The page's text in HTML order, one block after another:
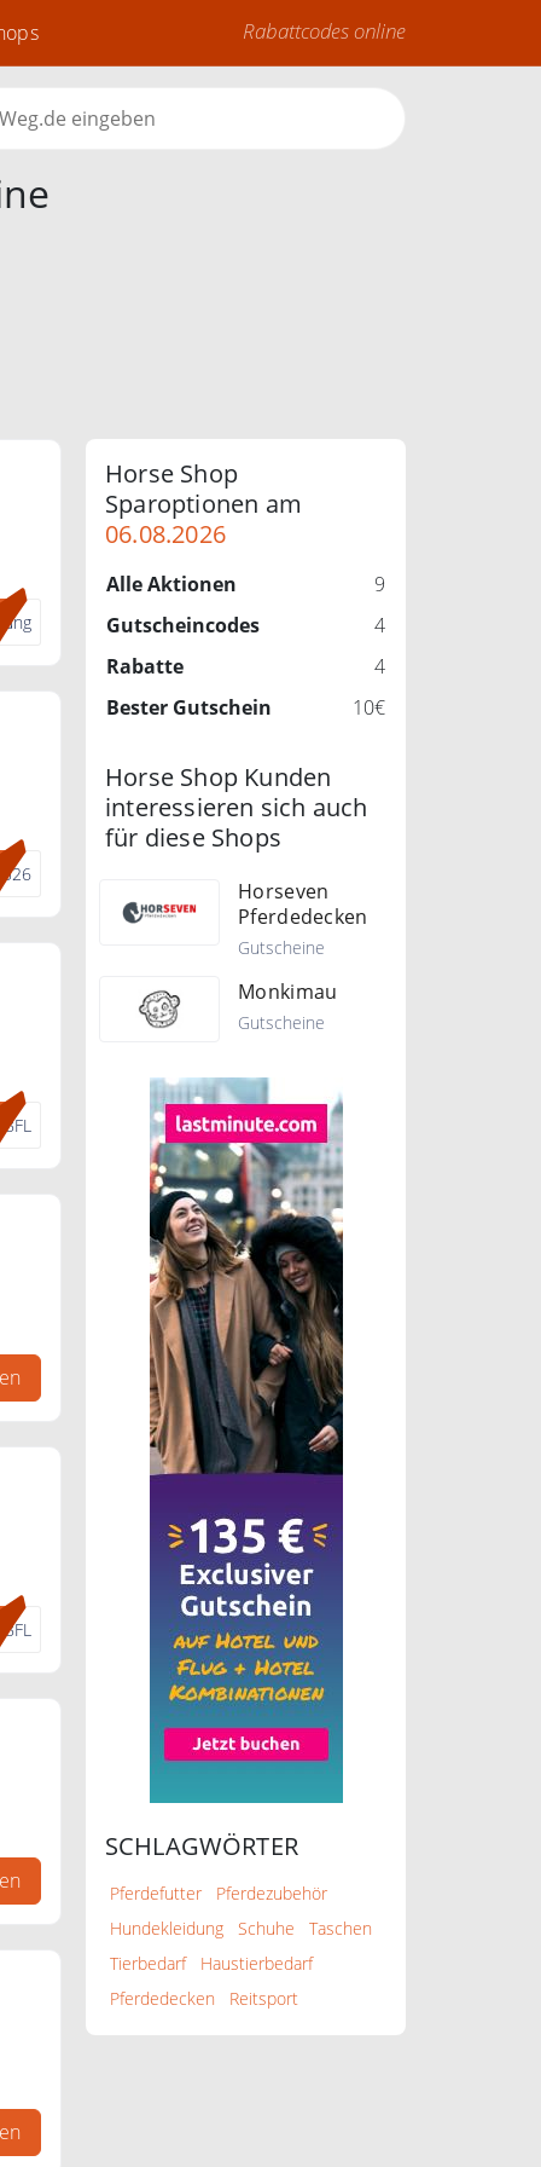
Rabattcodes online
dung
0526
D8FL
D8FL
Horse Shop
Sparoptionen am
06.08.2026
Alle Aktionen
9
Gutscheincodes
4
Rabatte
4
Bester Gutschein
10€
Horse Shop Kunden
interessieren sich auch
für diese Shops
Horseven
Pferdedecken
Gutscheine
Monkimau
Gutscheine
SCHLAGWÖRTER
Pferdefutter
Pferdezubehör
Hundekleidung
Schuhe
Taschen
Tierbedarf
Haustierbedarf
Pferdedecken
Reitsport